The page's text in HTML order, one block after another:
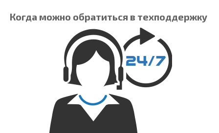
Когда можно обратиться в техподдержку